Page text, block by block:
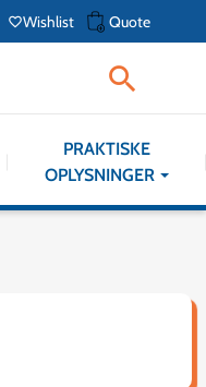
favorite_borderWishlist shopping_cart Quote

PRAKTISKE
OPLYSNINGER